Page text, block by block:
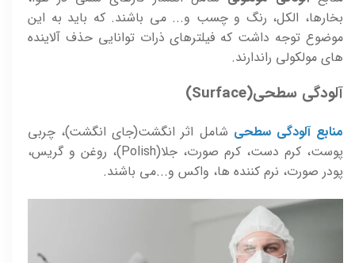
بخارها، الکل، رنگ و چسب و... می باشند. که بايد به اين
موضوع توجه داشت که فيلترهای ذرات توانايی حذف آلاينده
های مولکولی راندارند.
آلودگی سطحی(Surface)
منابع آلودگی سطحی شامل اثر انگشت(جای انگشت)، چربی
پوست، کرم دست، کرم صورت، جلا(Polish)، روغن و گريس،
پودر صورت، نرم کننده ها، واکس و...می باشند.